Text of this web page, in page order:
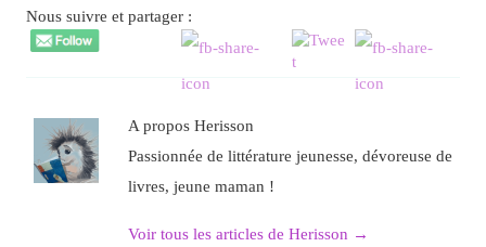
Nous suivre et partager :
A propos Herisson
Passionnée de littérature jeunesse, dévoreuse de
livres, jeune maman !
Voir tous les articles de Herisson →